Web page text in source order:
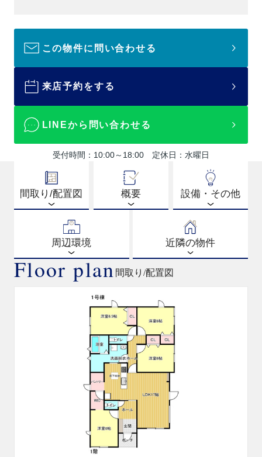
この物件に問い合わせる
来店予約をする
LINEから問い合わせる
受付時間：10:00～18:00 定休日：水曜日
間取り/配置図 概要 設備・その他
周辺環境 近隣の物件
Floor plan 間取り/配置図